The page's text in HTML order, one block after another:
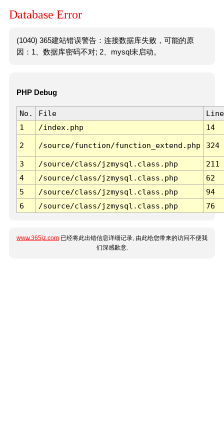
Database Error
(1040) 365建站错误警告：连接数据库失败，可能的原
因：1、数据库密码不对; 2、mysql未启动。
PHP Debug
No. File
Line
1
/index.php 14
2 /source/function/function_extend.php 324
3 /source/class/jzmysql.class.php
211
4
/source/class/jzmysql.class.php
62
5
/source/class/jzmysql.class.php
94
6
/source/class/jzmysql.class.php 76
www.365jz.com 已经将此出错信息详细记录, 由此给您带来的访问不便我
们深感歉意.